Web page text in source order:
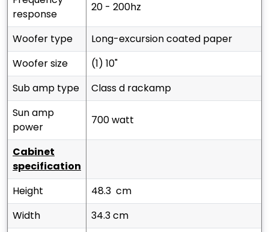
response
20 - 200hz
woofer type
long-excursion coated paper
woofer size
(1) 10"
sub amp type
class d rackamp
sun amp
power
700 watt
cabinet
specification
height
48.3 cm
width
34.3 cm